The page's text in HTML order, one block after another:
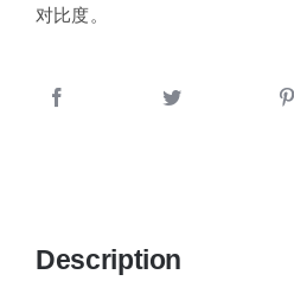
对比度。
Description